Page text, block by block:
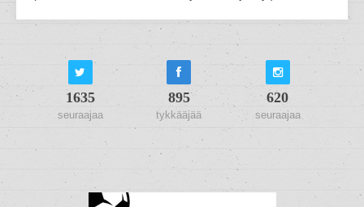
1635
seuraajaa
895
tykkääjää
620
seuraajaa